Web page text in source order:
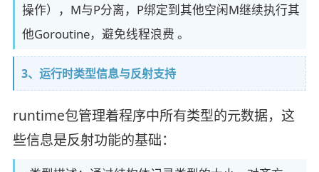
操作），M与P分离，P绑定到其他空闲M继续执行其
他Goroutine，避免线程浪费 。
3、运行时类型信息与反射支持
runtime包管理着程序中所有类型的元数据，这
些信息是反射功能的基础：